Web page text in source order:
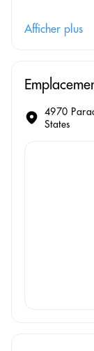
Afficher plus
4970
States